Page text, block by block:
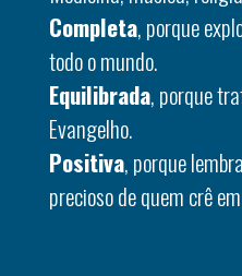
Completa, porque
todo o mundo.
Equilibrada, porque
Evangelho.
Positiva, porque
precioso de quem crê